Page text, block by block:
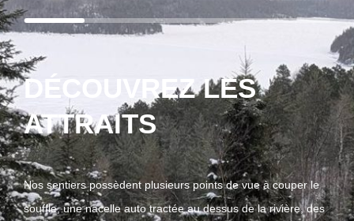
DÉCOUVREZ LES
ATTRAITS
Nos sentiers possèdent plusieurs points de vue à couper le
souffle, une nacelle auto tractée au dessus de la rivière, des